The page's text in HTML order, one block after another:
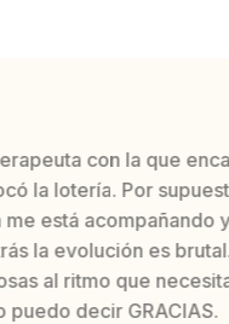
con la que encajar
Por supuesto la
acompañando y
evolución es brutal.
ritmo que necesitaba
decir GRACIAS.